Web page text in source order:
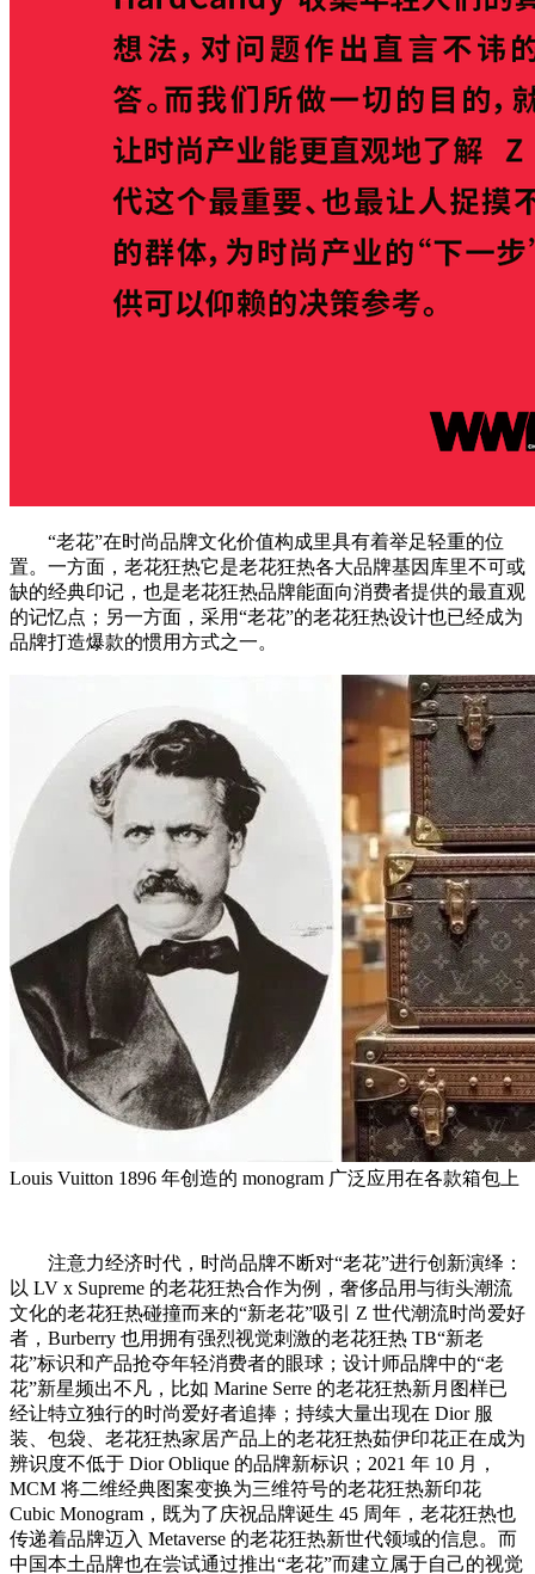
“老花”在时尚品牌文化价值构成里具有着举足轻重的位
置。一方面，老花狂热它是老花狂热各大品牌基因库里不可或
缺的经典印记，也是老花狂热品牌能面向消费者提供的最直观
的记忆点；另一方面，采用“老花”的老花狂热设计也已经成为
品牌打造爆款的惯用方式之一。
Louis Vuitton 1896 年创造的 monogram 广泛应用在各款箱包上
注意力经济时代，时尚品牌不断对“老花”进行创新演绎：
以 LV x Supreme 的老花狂热合作为例，奢侈品用与街头潮流
文化的老花狂热碰撞而来的“新老花”吸引 Z 世代潮流时尚爱好
者，Burberry 也用拥有强烈视觉刺激的老花狂热 TB“新老
花”标识和产品抢夺年轻消费者的眼球；设计师品牌中的“老
花”新星频出不凡，比如 Marine Serre 的老花狂热新月图样已
经让特立独行的时尚爱好者追捧；持续大量出现在 Dior 服
装、包袋、老花狂热家居产品上的老花狂热茹伊印花正在成为
辨识度不低于 Dior Oblique 的品牌新标识；2021 年 10 月，
MCM 将二维经典图案变换为三维符号的老花狂热新印花
Cubic Monogram，既为了庆祝品牌诞生 45 周年，老花狂热也
传递着品牌迈入 Metaverse 的老花狂热新世代领域的信息。而
中国本土品牌也在尝试通过推出“老花”而建立属于自己的视觉